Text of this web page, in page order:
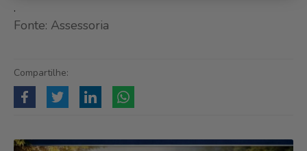
.
Fonte: Assessoria
Compartilhe: